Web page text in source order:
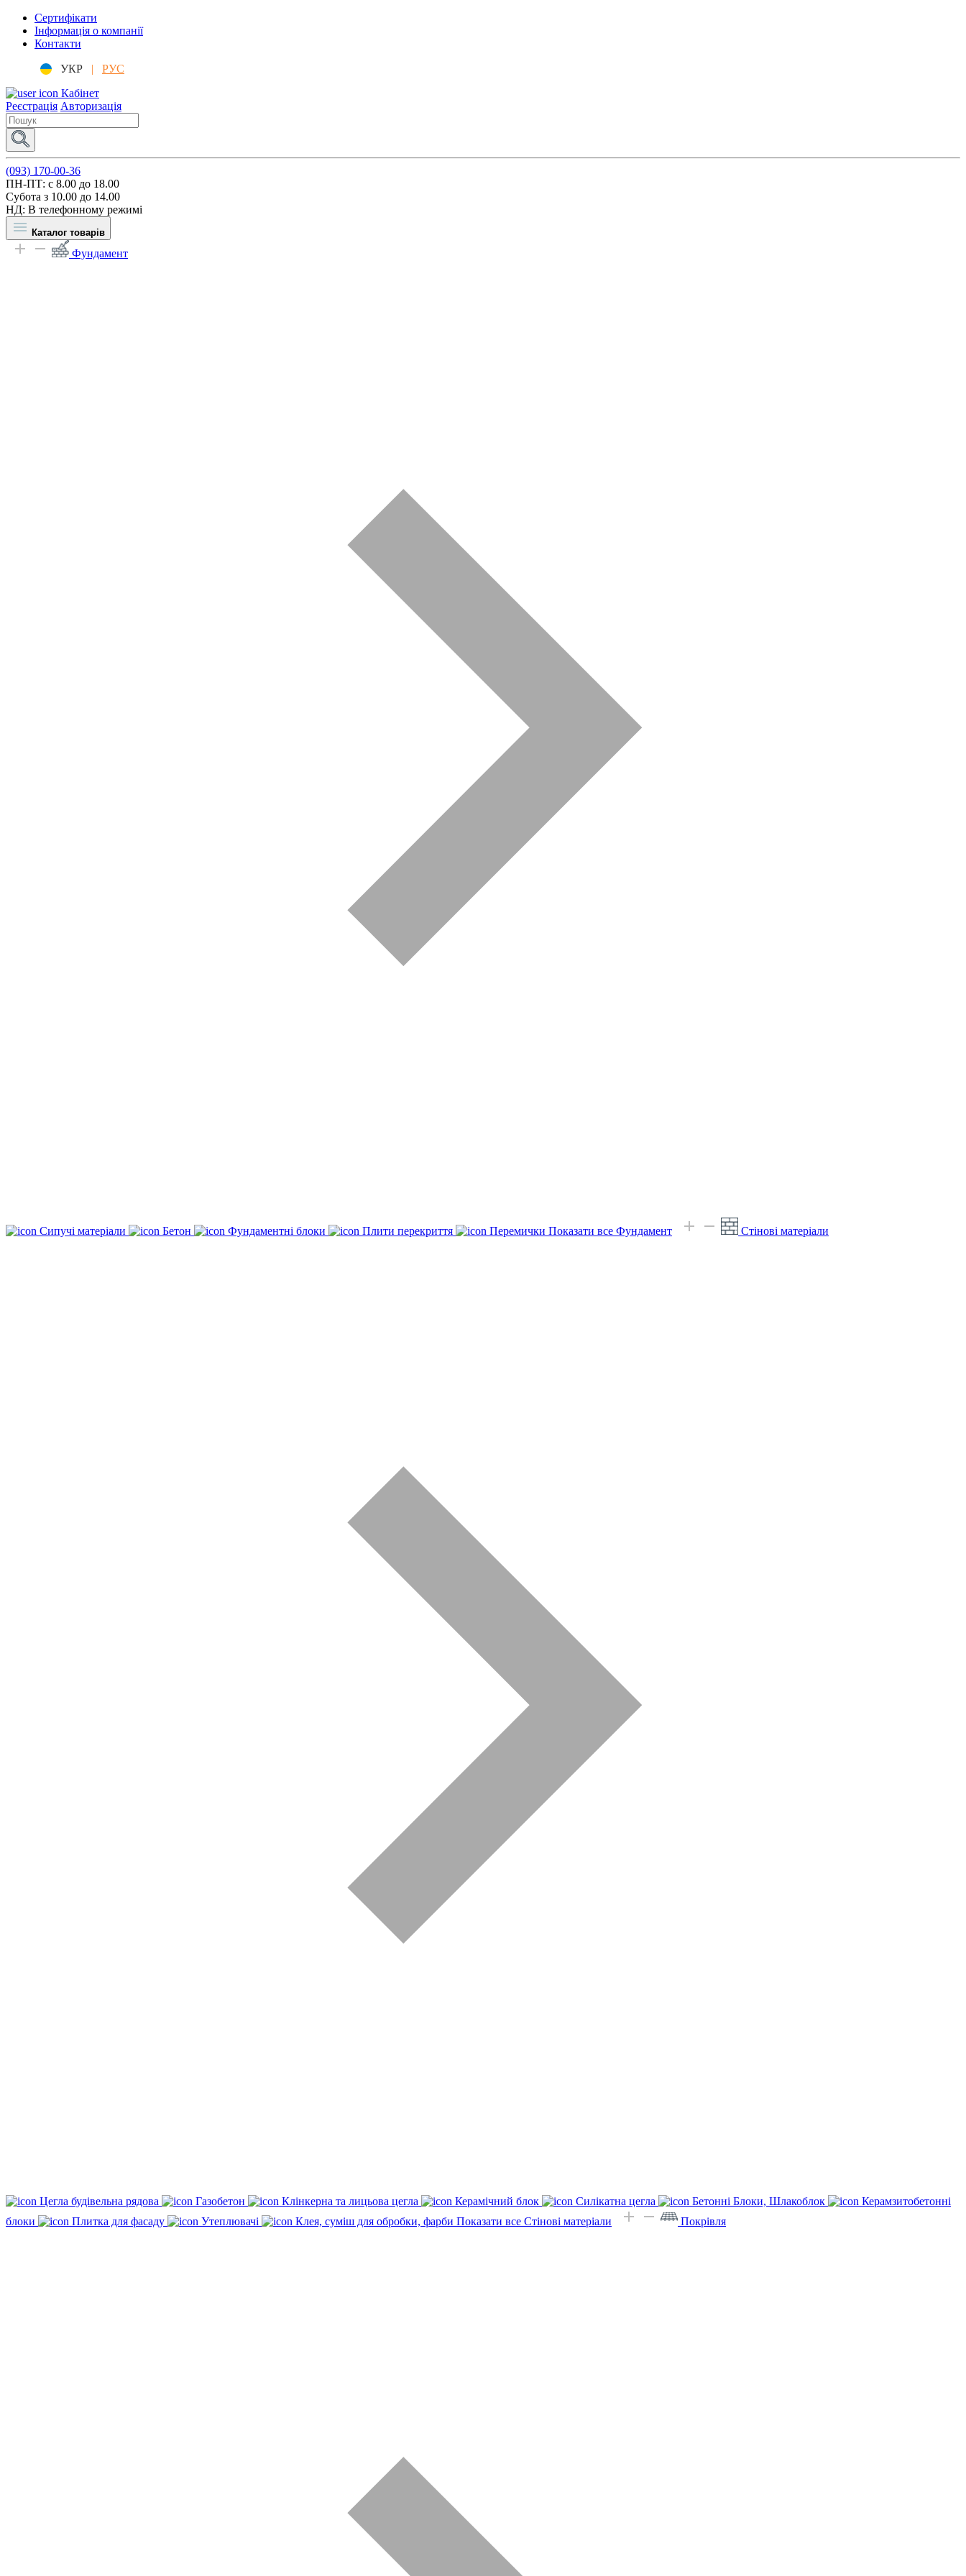
Сертифікати
Інформація о компанії
Контакти
УКР |
РУС
Кабінет
Реєстрація Авторизація
(093) 170-00-36
ПН-ПТ: c 8.00 до 18.00
Субота з 10.00 до 14.00
НД: В телефонному режимі
Каталог товарів
Фундамент
Сипучі матеріали Бетон Фундаментні блоки Плити перекриття Перемички Показати все Фундамент Стінові матеріали
Цегла будівельна рядова Газобетон Клінкерна та лицьова цегла Керамічний блок Силікатна цегла Бетонні Блоки, Шлакоблок
Керамзитобетонні
блоки
Плитка для фасаду Утеплювачі Клея, суміш для обробки, фарби Показати все Стінові матеріали Покрівля